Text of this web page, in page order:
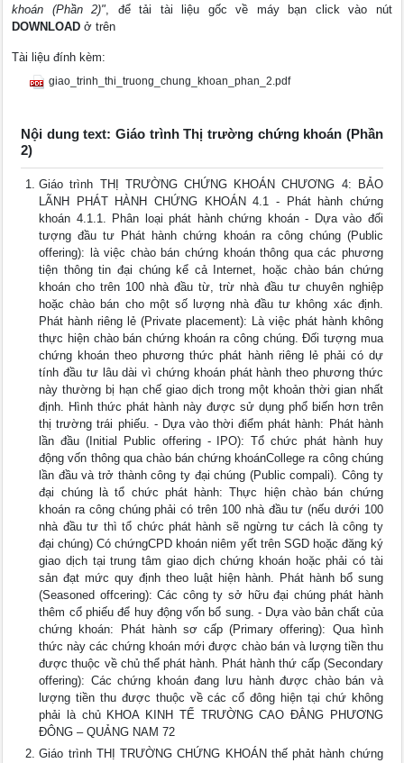
khoán (Phần 2)", để tải tài liệu gốc về máy bạn click vào nút
DOWNLOAD ở trên
Tài liệu đính kèm:
giao_trinh_thi_truong_chung_khoan_phan_2.pdf
Nội dung text: Giáo trình Thị trường chứng khoán (Phần
2)
Giáo trình THỊ TRƯỜNG CHỨNG KHOÁN CHƯƠNG 4: BẢO
LÃNH PHÁT HÀNH CHỨNG KHOÁN 4.1 - Phát hành chứng
khoán 4.1.1. Phân loại phát hành chứng khoán - Dựa vào đối
tượng đầu tư Phát hành chứng khoán ra công chúng (Public
offering): là việc chào bán chứng khoán thông qua các phương
tiện thông tin đại chúng kể cả Internet, hoặc chào bán chứng
khoán cho trên 100 nhà đầu từ, trừ nhà đầu tư chuyên nghiệp
hoặc chào bán cho một số lượng nhà đầu tư không xác định.
Phát hành riêng lẻ (Private placement): Là việc phát hành không
thực hiện chào bán chứng khoán ra công chúng. Đối tượng mua
chứng khoán theo phương thức phát hành riêng lẻ phải có dự
tính đầu tư lâu dài vì chứng khoán phát hành theo phương thức
này thường bị hạn chế giao dịch trong một khoản thời gian nhất
định. Hình thức phát hành này được sử dụng phổ biến hơn trên
thị trường trái phiếu. - Dựa vào thời điểm phát hành: Phát hành
lần đầu (Initial Public offering - IPO): Tổ chức phát hành huy
động vốn thông qua chào bán chứng khoánCollege ra công chúng
lần đầu và trở thành công ty đại chúng (Public compali). Công ty
đại chúng là tổ chức phát hành: Thực hiện chào bán chứng
khoán ra công chúng phải có trên 100 nhà đầu tư (nếu dưới 100
nhà đầu tư thì tổ chức phát hành sẽ ngừng tư cách là công ty
đại chúng) Có chứngCPD khoán niêm yết trên SGD hoặc đăng ký
giao dịch tại trung tâm giao dịch chứng khoán hoặc phải có tài
sản đạt mức quy định theo luật hiện hành. Phát hành bổ sung
(Seasoned offcering): Các công ty sở hữu đại chúng phát hành
thêm cổ phiếu để huy động vốn bổ sung. - Dựa vào bản chất của
chứng khoán: Phát hành sơ cấp (Primary offering): Qua hình
thức này các chứng khoán mới được chào bán và lượng tiền thu
được thuộc về chủ thể phát hành. Phát hành thứ cấp (Secondary
offering): Các chứng khoán đang lưu hành được chào bán và
lượng tiền thu được thuộc về các cổ đông hiện tại chứ không
phải là chủ KHOA KINH TẾ TRƯỜNG CAO ĐẲNG PHƯƠNG
ĐÔNG – QUẢNG NAM 72
Giáo trình THỊ TRƯỜNG CHỨNG KHOÁN thế phảt hành chứng